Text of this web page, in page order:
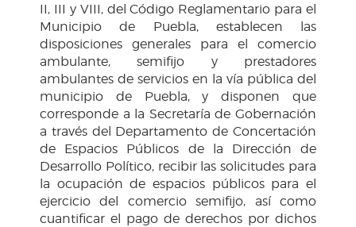
II, III y VIII, del Código Reglamentario para el
Municipio de Puebla, establecen las
disposiciones generales para el comercio
ambulante, semifijo y prestadores
ambulantes de servicios en la vía pública del
municipio de Puebla, y disponen que
corresponde a la Secretaría de Gobernación
a través del Departamento de Concertación
de Espacios Públicos de la Dirección de
Desarrollo Político, recibir las solicitudes para
la ocupación de espacios públicos para el
ejercicio del comercio semifijo, así como
cuantificar el pago de derechos por dichos